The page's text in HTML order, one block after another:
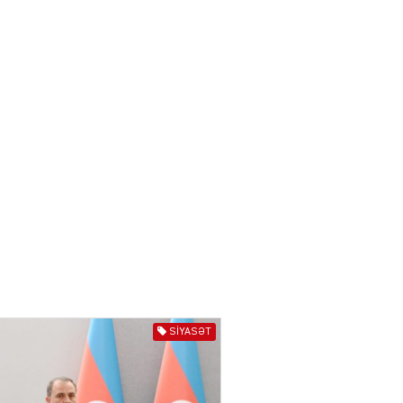
Cəza çəkən şəxs məhkum
yoldaşını buna görə
SIYASƏT